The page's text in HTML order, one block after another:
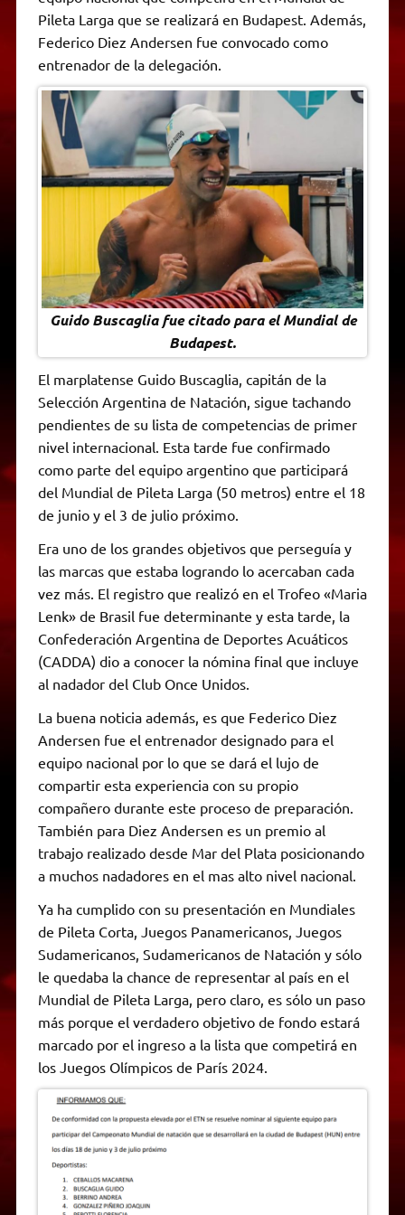
A
p
p
r
a
m
r
o
k
n
g
e
n
k
F
r
i
n
d
y
Pileta Larga que se realizará en Budapest. Además,
Federico Diez Andersen fue convocado como
entrenador de la delegación.
Guido Buscaglia fue citado para el Mundial de
Budapest.
El marplatense Guido Buscaglia, capitán de la
Selección Argentina de Natación, sigue tachando
pendientes de su lista de competencias de primer
nivel internacional. Esta tarde fue confirmado
como parte del equipo argentino que participará
del Mundial de Pileta Larga (50 metros) entre el 18
de junio y el 3 de julio próximo.
Era uno de los grandes objetivos que perseguía y
las marcas que estaba logrando lo acercaban cada
vez más. El registro que realizó en el Trofeo «Maria
Lenk» de Brasil fue determinante y esta tarde, la
Confederación Argentina de Deportes Acuáticos
(CADDA) dio a conocer la nómina final que incluye
al nadador del Club Once Unidos.
La buena noticia además, es que Federico Diez
Andersen fue el entrenador designado para el
equipo nacional por lo que se dará el lujo de
compartir esta experiencia con su propio
compañero durante este proceso de preparación.
También para Diez Andersen es un premio al
trabajo realizado desde Mar del Plata posicionando
a muchos nadadores en el mas alto nivel nacional.
Ya ha cumplido con su presentación en Mundiales
de Pileta Corta, Juegos Panamericanos, Juegos
Sudamericanos, Sudamericanos de Natación y sólo
le quedaba la chance de representar al país en el
Mundial de Pileta Larga, pero claro, es sólo un paso
más porque el verdadero objetivo de fondo estará
marcado por el ingreso a la lista que competirá en
los Juegos Olímpicos de París 2024.